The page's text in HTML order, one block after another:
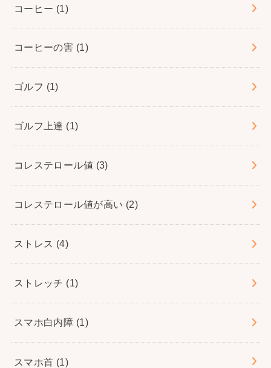
コーヒー (1)
コーヒーの害 (1)
ゴルフ (1)
ゴルフ上達 (1)
コレステロール値 (3)
コレステロール値が高い (2)
ストレス (4)
ストレッチ (1)
スマホ白内障 (1)
スマホ首 (1)